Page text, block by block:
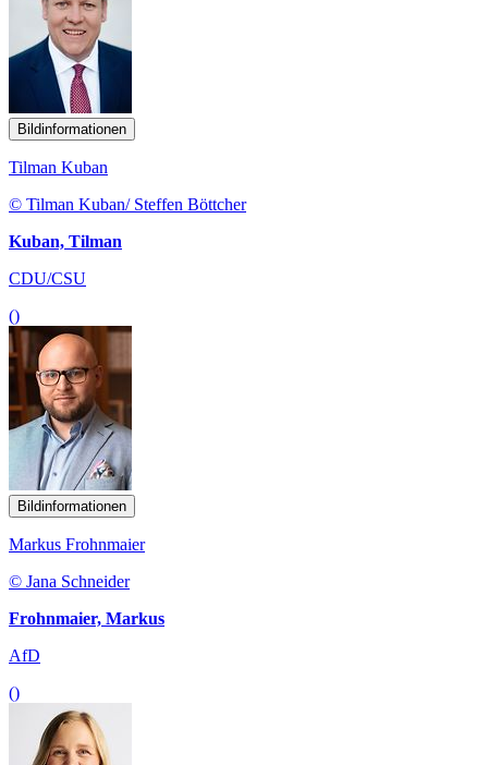
Bildinformationen
Tilman Kuban
© Tilman Kuban/ Steffen Böttcher
Kuban, Tilman
CDU/CSU
()
Bildinformationen
Markus Frohnmaier
© Jana Schneider
Frohnmaier, Markus
AfD
()